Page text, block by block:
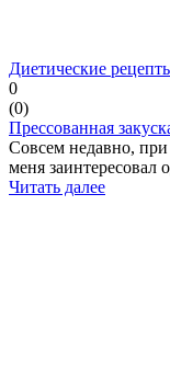
Диетические
0
(0)
Прессованная
Совсем недавно,
меня заинтересовал
Читать далее